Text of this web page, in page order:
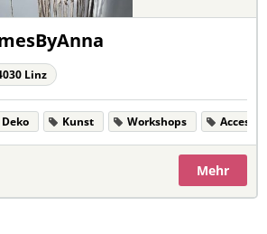
Linz
Deko Kunst Workshops
Mehr